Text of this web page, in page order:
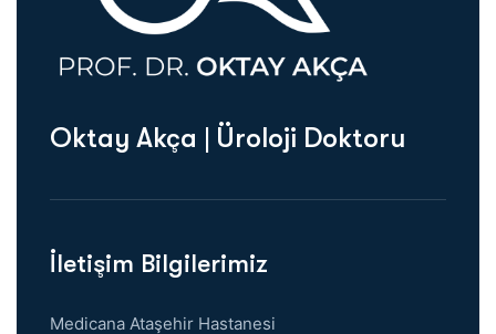
Oktay Akça | Üroloji Doktoru
İletişim Bilgilerimiz
Medicana Ataşehir Hastanesi